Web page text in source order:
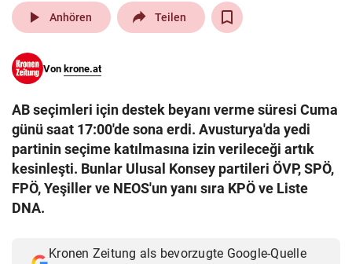
search
eingeben
© Krone Multimedia GmbH & Co KG 2026
Muthgasse 2, 1190 Wien
play_arrow Anhören Teilen
Von krone.at
AB seçimleri için destek beyanı verme süresi Cuma
günü saat 17:00'de sona erdi. Avusturya'da yedi
partinin seçime katılmasına izin verileceği artık
kesinleşti. Bunlar Ulusal Konsey partileri ÖVP, SPÖ,
FPÖ, Yeşiller ve NEOS'un yanı sıra KPÖ ve Liste
DNA.
Kronen Zeitung als bevorzugte Google-Quelle